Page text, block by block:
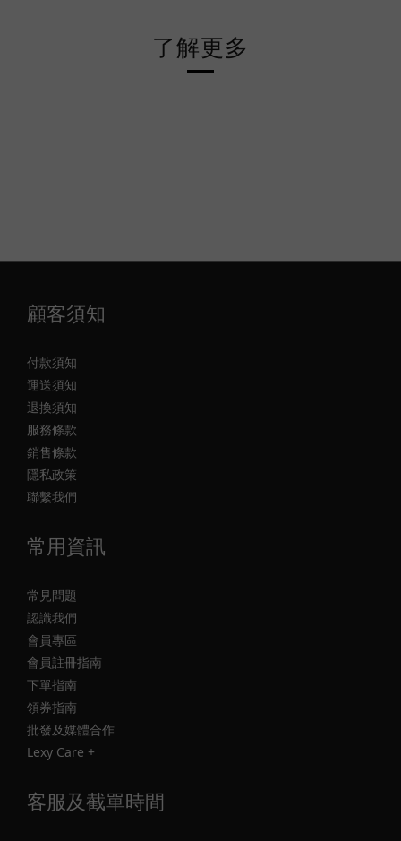
了解更多
顧客須知
付款須知
運送須知
退換須知
服務條款
銷售條款
隱私政策
聯繫我們
常用資訊
常見問題
認識我們
會員專區
會員註冊指南
下單指南
領券指南
批發及媒體合作
Lexy Care +
客服及截單時間